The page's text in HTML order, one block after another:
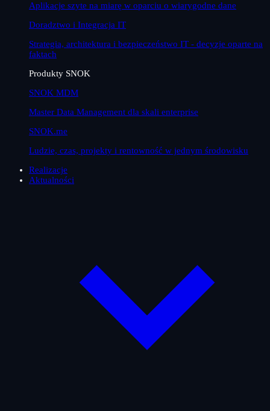
Aplikacje szyte na miarę w oparciu o wiarygodne dane
Doradztwo i Integracja IT
Strategia, architektura i bezpieczeństwo IT - decyzje oparte na
faktach
Produkty SNOK
SNOK MDM
Master Data Management dla skali enterprise
SNOK.me
Ludzie, czas, projekty i rentowność w jednym środowisku
Realizacje
Aktualności